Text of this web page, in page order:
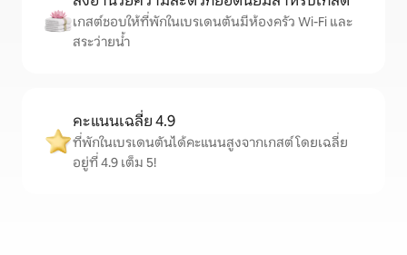
เกสต์ชอบให้ที่พักในเบรเดนตันมีห้องครัว Wi-Fi และ
สระว่ายน้ำ
คะแนนเฉลี่ย 4.9
ที่พักในเบรเดนตันได้คะแนนสูงจากเกสต์ โดยเฉลี่ย
อยู่ที่ 4.9 เต็ม 5!